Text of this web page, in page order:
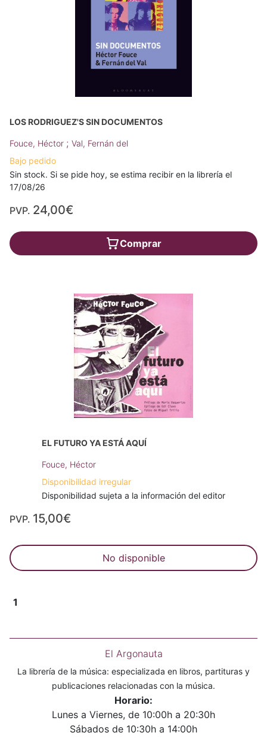
LOS RODRIGUEZ'S SIN DOCUMENTOS
Fouce, Héctor ; Val, Fernán del
Bajo pedido
Sin stock. Si se pide hoy, se estima recibir en la librería el
17/08/26
PVP. 24,00€
Comprar
EL FUTURO YA ESTÁ AQUÍ
Fouce, Héctor
Disponibilidad irregular
Disponibilidad sujeta a la información del editor
PVP. 15,00€
No disponible
1
El Argonauta
La librería de la música: especializada en libros, partituras y
publicaciones relacionadas con la música.
Horario:
Lunes a Viernes, de 10:00h a 20:30h
Sábados de 10:30h a 14:00h